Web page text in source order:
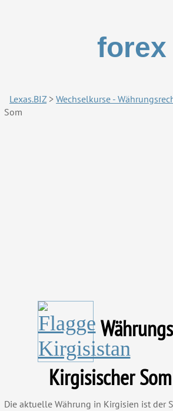
forex
Lexas.BIZ >Wechselkurse -
Som
Kirgisischer Som
Die aktuelle Währung in Kirgisien ist der